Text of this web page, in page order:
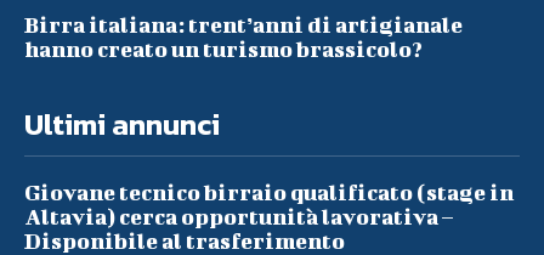
Birra italiana: trent’anni di artigianale
hanno creato un turismo brassicolo?
Ultimi annunci
Giovane tecnico birraio qualificato (stage in
Altavia) cerca opportunità lavorativa –
Disponibile al trasferimento